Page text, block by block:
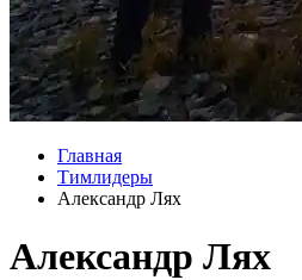
Главная
Тимлидеры
Александр Лях
Александр Лях